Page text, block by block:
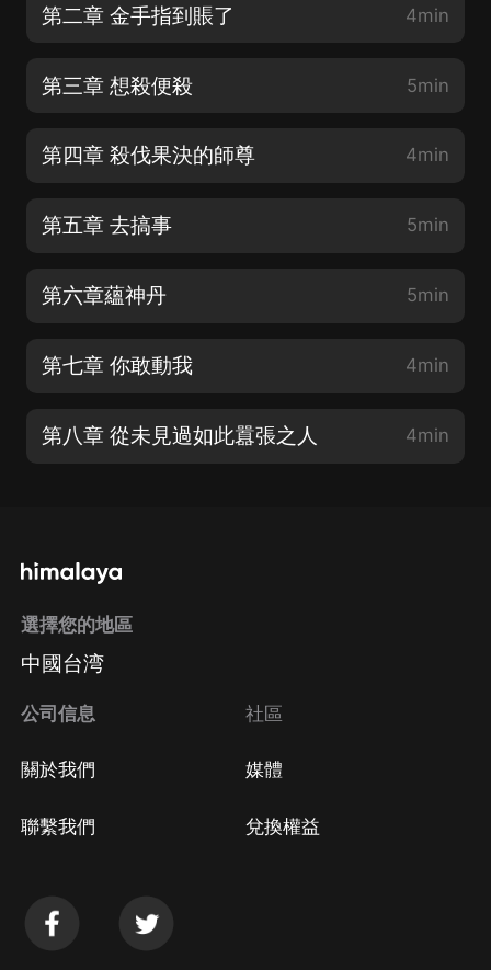
第二章 金手指到賬了 4min
第三章 想殺便殺 5min
第四章 殺伐果決的師尊 4min
第五章 去搞事 5min
第六章蘊神丹 5min
第七章 你敢動我 4min
第八章 從未見過如此囂張之人 4min
選擇您的地區
中國台湾
公司信息
關於我們
聯繫我們
社區
媒體
兌換權益